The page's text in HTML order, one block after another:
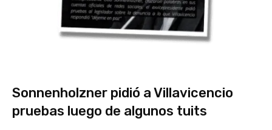
Sonnenholzner pidió a Villavicencio
pruebas luego de algunos tuits